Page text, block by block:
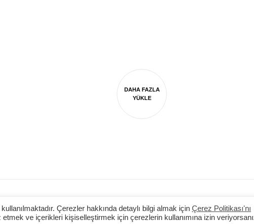
DAHA FAZLA
YÜKLE
KVKK Aydınlatma Metni Banka Hesap Bilgileri İade ve
Çerezler hakkında detaylı bilgi almak için Çerez Politikası'nı
etmek ve içerikleri kişiselleştirmek için çerezlerin kullanımına izin